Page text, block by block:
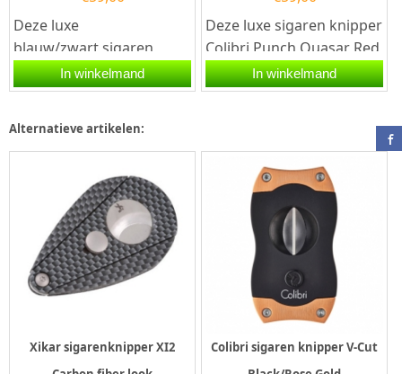
Deze luxe
blauw/zwart sigaren
knipper Colibri S-Cut is
voorzien van twee
In winkelmand
Deze luxe sigaren knipper
Colibri Punch Quasar Red
is voorzien van drie
roestvrijstalen messen...
In winkelmand
Alternatieve artikelen:
Xikar sigarenknipper XI2
Colibri sigaren knipper V-Cut